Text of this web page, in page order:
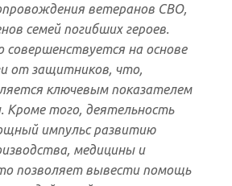
ветеранов СВО,
семей погибших героев.
совершенствуется на основе
от защитников, что,
ключевым показателем
Кроме того, деятельность
импульс развитию
медицины и
позволяет вывести помощь